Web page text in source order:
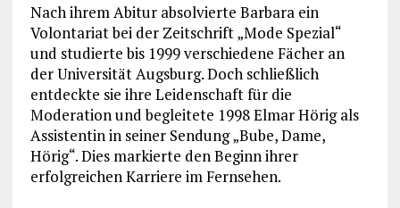
Nach ihrem Abitur absolvierte Barbara ein
Volontariat bei der Zeitschrift „Mode Spezial“
und studierte bis 1999 verschiedene Fächer an
der Universität Augsburg. Doch schließlich
entdeckte sie ihre Leidenschaft für die
Moderation und begleitete 1998 Elmar Hörig als
Assistentin in seiner Sendung „Bube, Dame,
Hörig“. Dies markierte den Beginn ihrer
erfolgreichen Karriere im Fernsehen.